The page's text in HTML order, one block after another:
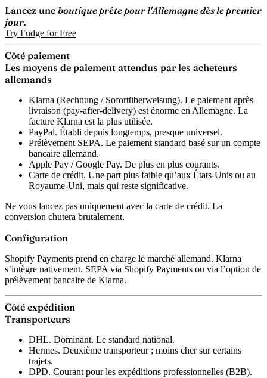
Lancez une boutique prête pour l'Allemagne dès le premier
jour.
Try Fudge for Free
Côté paiement
Les moyens de paiement attendus par les acheteurs
allemands
Klarna (Rechnung / Sofortüberweisung). Le paiement après
livraison (pay-after-delivery) est énorme en Allemagne. La
facture Klarna est la plus utilisée.
PayPal. Établi depuis longtemps, presque universel.
Prélèvement SEPA. Le paiement standard basé sur un compte
bancaire allemand.
Apple Pay / Google Pay. De plus en plus courants.
Carte de crédit. Une part plus faible qu’aux États-Unis ou au
Royaume-Uni, mais qui reste significative.
Ne vous lancez pas uniquement avec la carte de crédit. La
conversion chutera brutalement.
Configuration
Shopify Payments prend en charge le marché allemand. Klarna
s’intègre nativement. SEPA via Shopify Payments ou via l’option de
prélèvement bancaire de Klarna.
Côté expédition
Transporteurs
DHL. Dominant. Le standard national.
Hermes. Deuxième transporteur ; moins cher sur certains
trajets.
DPD. Courant pour les expéditions professionnelles (B2B).